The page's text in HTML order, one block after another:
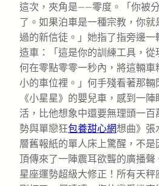
這次，夾角是——零度。「你被
了。如果泊車是一種宗教，你
過的新信徒。」她指了指旁邊
造車：「這是你的訓練工具，
何在零點零零一秒內，將這輛
小的車位裡。」何手殘看著那
《小星星》的嬰兒車，感到一
活，比他想象中還要無理頭一
勢與單戀狂包養甜心網想曲》張
層舊報紙的單人床上驚醒，不
頂傳來了一陣震耳欲聾的廣播聲
星座運勢超級大修正！所有天秤